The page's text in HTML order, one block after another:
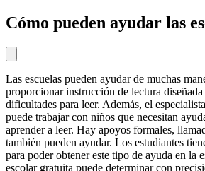
Cómo pueden ayudar las
Las escuelas pueden ayudar de muchas
proporcionar instrucción de lectura diseñada
dificultades para leer. Además, el
puede trabajar con niños que necesitan
aprender a leer. Hay apoyos formales,
también pueden ayudar. Los estudiantes
para poder obtener este tipo de ayuda en la
escolar gratuita puede determinar con